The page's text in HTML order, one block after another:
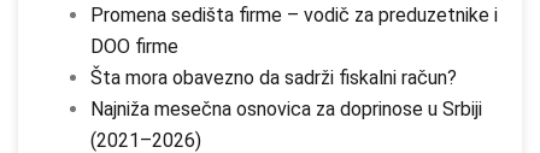
Promena sedišta firme – vodič za preduzetnike i
DOO firme
Šta mora obavezno da sadrži fiskalni račun?
Najniža mesečna osnovica za doprinose u Srbiji
(2021–2026)